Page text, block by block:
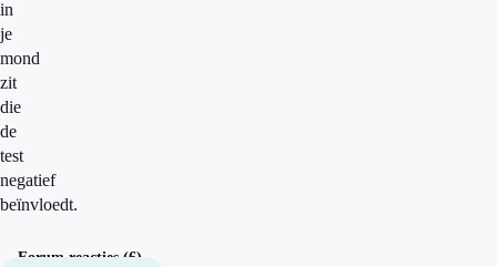
in
je
mond
zit
die
de
test
negatief
beïnvloedt.
Forum reacties (6)